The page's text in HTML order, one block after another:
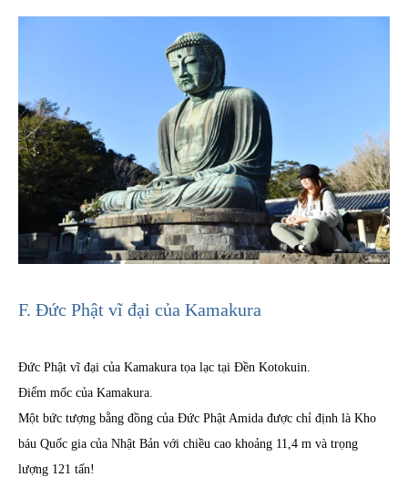
F. Đức Phật vĩ đại của Kamakura
Đức Phật vĩ đại của Kamakura tọa lạc tại Đền Kotokuin.
Điểm mốc của Kamakura.
Một bức tượng bằng đồng của Đức Phật Amida được chỉ định là Kho
báu Quốc gia của Nhật Bản với chiều cao khoảng 11,4 m và trọng
lượng 121 tấn!